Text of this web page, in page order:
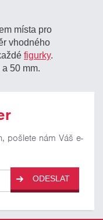
místa pro
vhodného
figurky.
50 mm.
pošlete nám Váš e-
ODESLAT